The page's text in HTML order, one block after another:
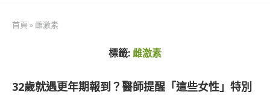
首頁 » 雌激素
標籤:雌激素
32歲就遇更年期報到？醫師提醒「這些女性」特別